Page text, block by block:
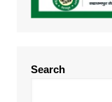
Search